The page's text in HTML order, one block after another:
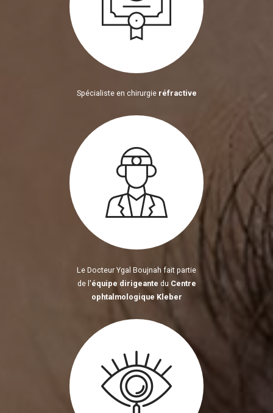
Spécialiste en chirurgie réfractive
Le Docteur Ygal Boujnah fait partie
de l'équipe dirigeante du Centre
ophtalmologique Kleber